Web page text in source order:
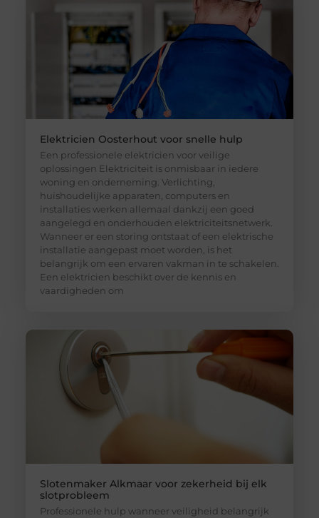
Elektricien Oosterhout voor snelle hulp
Een professionele elektricien voor veilige
oplossingen Elektriciteit is onmisbaar in iedere
woning en onderneming. Verlichting,
huishoudelijke apparaten, computers en
installaties werken allemaal dankzij een goed
aangelegd en onderhouden elektriciteitsnetwerk.
Wanneer er een storing ontstaat of een elektrische
installatie aangepast moet worden, is het
belangrijk om een ervaren vakman in te schakelen.
Een elektricien beschikt over de kennis en
vaardigheden om
Slotenmaker Alkmaar voor zekerheid bij elk
slotprobleem
Professionele hulp wanneer veiligheid belangrijk